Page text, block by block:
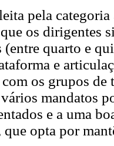
pela categoria
os dirigentes
(entre quarto e
e
os grupos
mandatos
e a uma
opta por